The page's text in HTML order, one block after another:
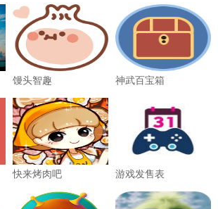
馒头智趣 神武百宝箱
快来烤肉吧 游戏发售表